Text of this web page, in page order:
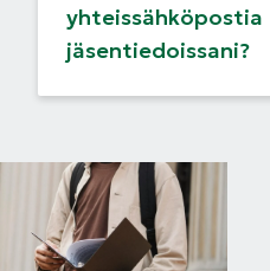
yhteissähköpostia
jäsentiedoissani?